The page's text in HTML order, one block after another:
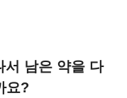
서 남은 약을 다
요?